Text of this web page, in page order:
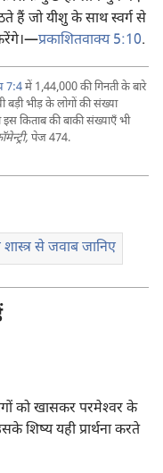
हैं जो यीशु के साथ स्वर्ग से
प्रकाशितवाक्य 5:10.
7:4में 1,44,000 की गिनती के बारे
भीड़ के लोगों की संख्या
किताब की बाकी संख्याएँ भी
पेज 474.
शास्त्र से जवाब जानिए
को खासकर परमेश्‍वर के
शिष्य यही प्रार्थना करते